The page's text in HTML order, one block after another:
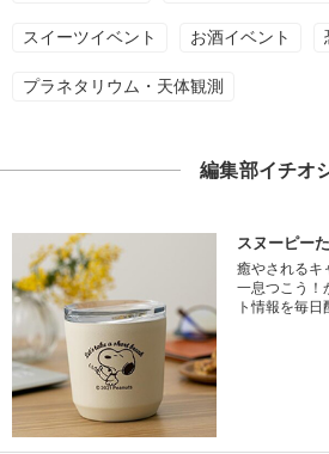
スイーツイベント お酒イベント
プラネタリウム・天体観測
編集部イチオ
スヌーピー
癒やされるキ
一息つこう！
ト情報を毎日